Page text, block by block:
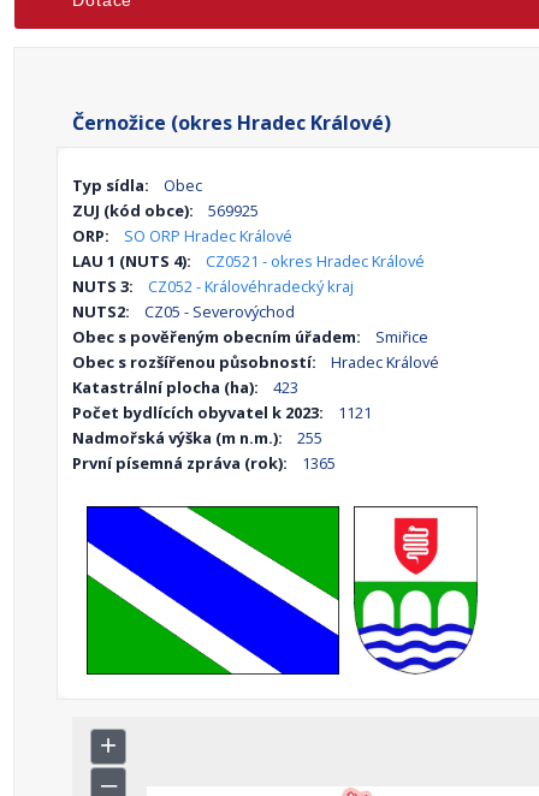
Černožice (okres Hradec Králové)
Typ sídla:
Obec
ZUJ (kód obce):
569925
ORP:
SO ORP Hradec Králové
LAU 1 (NUTS 4):
CZ0521 - okres Hradec Králové
NUTS 3:
CZ052 - Královéhradecký kraj
NUTS2:
CZ05 - Severovýchod
Obec s pověřeným obecním úřadem:
Smiřice
Obec s rozšířenou působností:
Hradec Králové
Katastrální plocha (ha):
423
Počet bydlících obyvatel k 2023:
1121
Nadmořská výška (m n.m.):
255
První písemná zpráva (rok):
1365